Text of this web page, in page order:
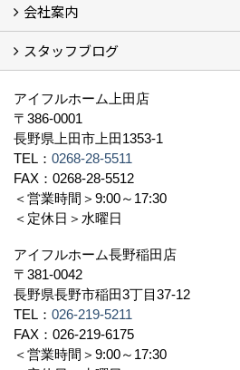
建築工事 実績
土木工事 実績
一般建築(別荘)
公共工事部スタッフ紹介
会社案内
社長挨拶
会社概要
採用情報
アクセス
スタッフ紹介
スタッフブログ
資格取得一覧
プライバシーポリシー
地域貢献 (3)
スタッフブログ
アイフルホーム上田店
〒386-0001
長野県上田市上田1353-1
TEL： 0268-28-5511
FAX：0268-28-5512
＜営業時間＞9:00～17:30
＜定休日＞水曜日
アイフルホーム長野稲田店
〒381-0042
長野県長野市稲田3丁目37-12
TEL： 026-219-5211
FAX：026-219-6175
＜営業時間＞9:00～17:30